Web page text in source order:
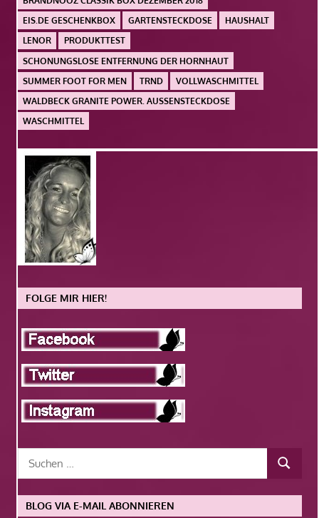
EIS.DE GESCHENKBOX
GARTENSTECKDOSE
HAUSHALT
LENOR
PRODUKTTEST
SCHONUNGSLOSE ENTFERNUNG DER HORNHAUT
SUMMER FOOT FOR MEN
TRND
VOLLWASCHMITTEL
WALDBECK GRANITE POWER. AUSSENSTECKDOSE
WASCHMITTEL
FOLGE MIR HIER!
BLOG VIA E-MAIL ABONNIEREN